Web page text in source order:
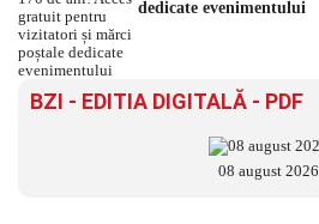
dedicate evenimentului
BZI - EDITIA DIGITALĂ - PDF
08 august 2026